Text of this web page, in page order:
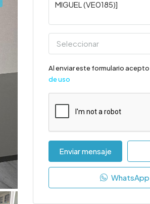
Seleccionar
Al enviar este formulario acepto
de uso
Enviar mensaje
WhatsApp